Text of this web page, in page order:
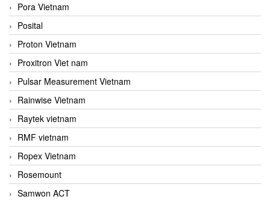
Pora Vietnam
Posital
Proton Vietnam
Proxitron Viet nam
Pulsar Measurement Vietnam
Rainwise Vietnam
Raytek vietnam
RMF vietnam
Ropex Vietnam
Rosemount
Samwon ACT